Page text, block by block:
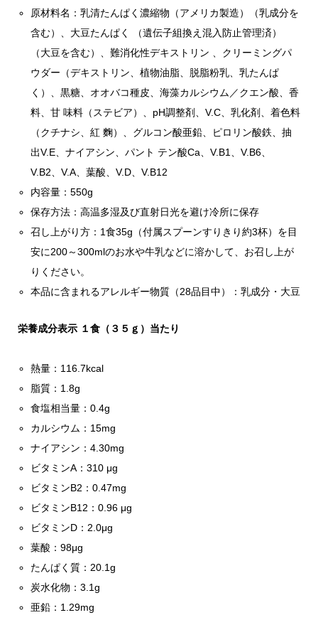
原材料名：乳清たんぱく濃縮物（アメリカ製造）（乳成分を
含む）、大豆たんぱく （遺伝子組換え混入防止管理済）
（大豆を含む）、難消化性デキストリン 、クリーミングパ
ウダー（デキストリン、植物油脂、脱脂粉乳、乳たんぱ
く）、黒糖、オオバコ種皮、海藻カルシウム／クエン酸、香
料、甘 味料（ステビア）、pH調整剤、V.C、乳化剤、着色料
（クチナシ、紅 麴）、グルコン酸亜鉛、ピロリン酸鉄、抽
出V.E、ナイアシン、パント テン酸Ca、V.B1、V.B6、
V.B2、V.A、葉酸、V.D、V.B12
内容量：550g
保存方法：高温多湿及び直射日光を避け冷所に保存
召し上がり方：1食35g（付属スプーンすりきり約3杯）を目
安に200～300mlのお水や牛乳などに溶かして、お召し上が
りください。
本品に含まれるアレルギー物質（28品目中）：乳成分・大豆
栄養成分表示 １食（３５ｇ）当たり
熱量：116.7kcal
脂質：1.8g
食塩相当量：0.4g
カルシウム：15mg
ナイアシン：4.30mg
ビタミンA：310 μg
ビタミンB2：0.47mg
ビタミンB12：0.96 μg
ビタミンD：2.0μg
葉酸：98μg
たんぱく質：20.1g
炭水化物：3.1g
亜鉛：1.29mg